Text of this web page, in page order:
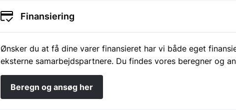
Finansiering
Ønsker du at få dine varer finansieret har vi både eget
eksterne samarbejdspartnere. Du findes vores beregner og
Beregn og ansøg her